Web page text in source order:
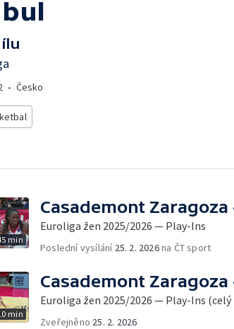
• Česko
min
Casademont Zaragoza
Euroliga žen 2025/2026 — Play-Ins
Poslední vysílání 25. 2. 2026na ČT sport
min
Casademont Zaragoza
Euroliga žen 2025/2026 — Play-Ins (celý
Zveřejněno 25. 2. 2026